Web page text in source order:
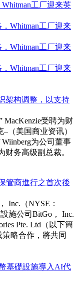
工厂迎来英
架构调整，以支持
MacKenzie受聘为财
（美国商业资讯）
Wiinberg为公司董事
财务高级副总裁。
管商進行之首次後
Inc.（NYSE：
施公司BitGo， Inc.
Pte. Ltd（以下簡
策略合作，將共同
基礎設施導入AI代